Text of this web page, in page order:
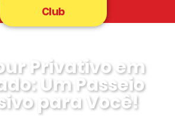
Club
Privativo em
Um Passeio
para Você!